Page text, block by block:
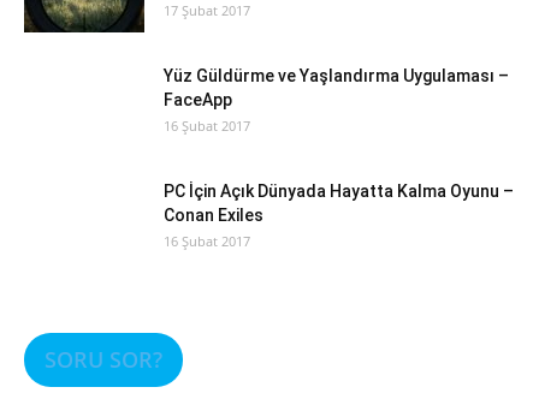
17 Şubat 2017
Yüz Güldürme ve Yaşlandırma Uygulaması –
FaceApp
16 Şubat 2017
PC İçin Açık Dünyada Hayatta Kalma Oyunu –
Conan Exiles
16 Şubat 2017
SORU SOR?